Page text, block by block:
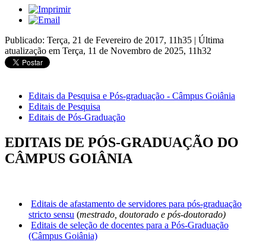
Publicado: Terça, 21 de Fevereiro de 2017, 11h35 | Última
atualização em Terça, 11 de Novembro de 2025, 11h32
Editais da Pesquisa e Pós-graduação - Câmpus Goiânia
Editais de Pesquisa
Editais de Pós-Graduação
EDITAIS DE PÓS-GRADUAÇÃO DO
CÂMPUS GOIÂNIA
Editais de afastamento de servidores para pós-graduação
stricto sensu (mestrado, doutorado e pós-doutorado)
Editais de seleção de docentes para a Pós-Graduação
(Câmpus Goiânia)